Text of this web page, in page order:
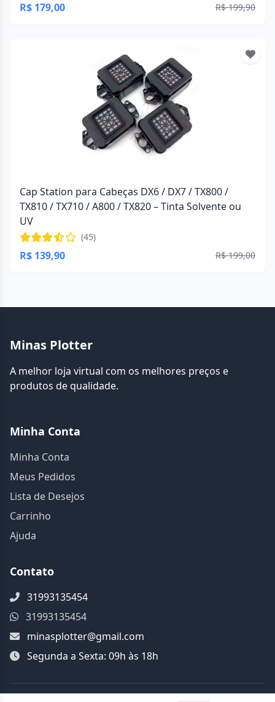
R$ 179,00 R$ 199,90
Cap Station para Cabeças DX6 / DX7 / TX800 /
TX810 / TX710 / A800 / TX820 – Tinta Solvente ou
UV
(45)
R$ 139,90 R$ 199,00
Minas Plotter
A melhor loja virtual com os melhores preços e
produtos de qualidade.
Minha Conta
Minha Conta
Meus Pedidos
Lista de Desejos
Carrinho
Ajuda
Contato
31993135454
31993135454
minasplotter@gmail.com
Segunda a Sexta: 09h às 18h